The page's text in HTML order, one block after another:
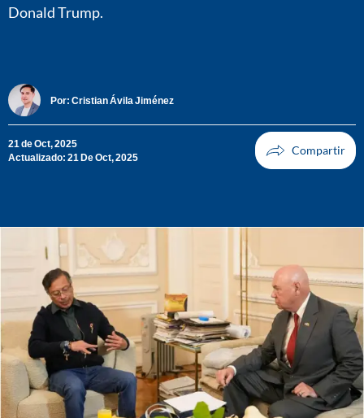
Donald Trump.
Por: Cristian Ávila Jiménez
21 de Oct, 2025
Actualizado: 21 De Oct, 2025